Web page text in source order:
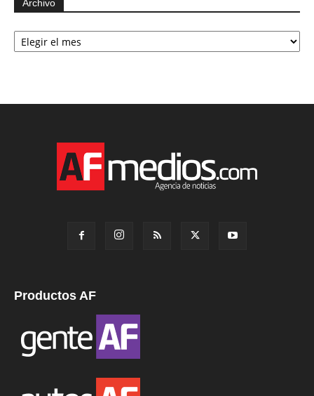
Archivo
Archivo
Productos AF